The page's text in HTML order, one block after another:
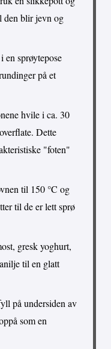
den blir jevn og
en sprøytepose
på et
hvile i ca. 30
Dette
"foten"
til 150 °C og
til de er lett sprø
gresk yoghurt,
til en glatt
på undersiden av
som en